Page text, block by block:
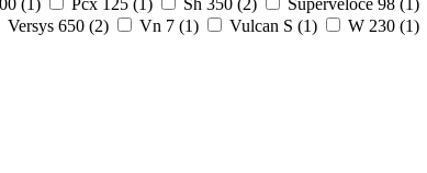
(1) Pcx 125 (1) Sh 350 (2) Superveloce 98 (1)
Versys 650 (2) Vn 7 (1) Vulcan S (1) W 230 (1)